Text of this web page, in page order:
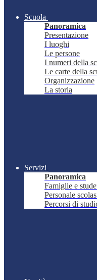
Scuola
Panoramica
Presentazione
I luoghi
Le persone
I numeri della
Le carte della
Organizzazione
La storia
Servizi
Panoramica
Famiglie e
Personale
Percorsi di